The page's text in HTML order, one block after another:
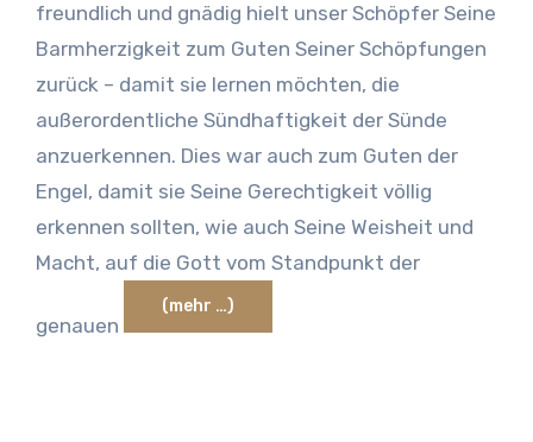
freundlich und gnädig hielt unser Schöpfer Seine
Barmherzigkeit zum Guten Seiner Schöpfungen
zurück – damit sie lernen möchten, die
außerordentliche Sündhaftigkeit der Sünde
anzuerkennen. Dies war auch zum Guten der
Engel, damit sie Seine Gerechtigkeit völlig
erkennen sollten, wie auch Seine Weisheit und
Macht, auf die Gott vom Standpunkt der
genauen
(mehr …)